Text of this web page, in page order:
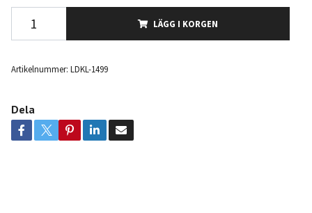
LÄGG I KORGEN
Artikelnummer: LDKL-1499
Dela